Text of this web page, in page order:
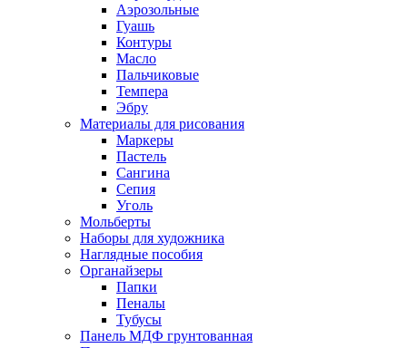
Аэрозольные
Гуашь
Контуры
Масло
Пальчиковые
Темпера
Эбру
Материалы для рисования
Маркеры
Пастель
Сангина
Сепия
Уголь
Мольберты
Наборы для художника
Наглядные пособия
Органайзеры
Папки
Пеналы
Тубусы
Панель МДФ грунтованная